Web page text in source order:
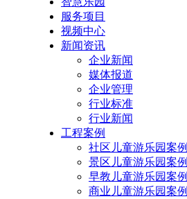
服务项目
视频中心
新闻资讯
企业新闻
媒体报道
企业管理
行业标准
行业新闻
工程案例
社区儿童游乐园案例
景区儿童游乐园案例
早教儿童游乐园案例
商业儿童游乐园案例